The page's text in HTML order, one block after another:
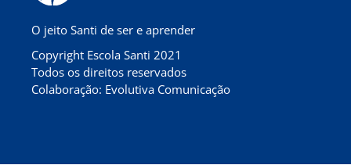
O jeito Santi de ser e aprender
Copyright Escola Santi 2021
Todos os direitos reservados
Colaboração: Evolutiva Comunicação